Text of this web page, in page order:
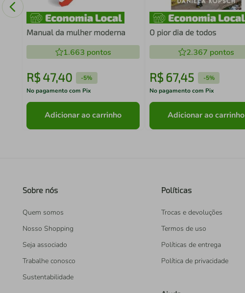
Manual da mulher moderna
1.663 pontos
R$ 47,40 -5%
No pagamento com Pix
Adicionar ao carrinho
O pior dia de todos
2.367 pontos
R$ 67,45 -5%
No pagamento com Pix
Adicionar ao carrinho
Sobre nós
Quem somos
Nosso Shopping
Seja associado
Trabalhe conosco
Sustentabilidade
Políticas
Trocas e devoluções
Termos de uso
Políticas de entrega
Política de privacidade